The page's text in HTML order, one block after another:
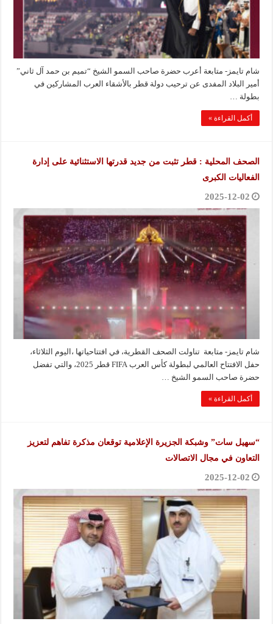
شام تايمز- متابعة أعرب حضرة صاحب السمو الشيخ “تميم بن حمد آل ثاني”
أمير البلاد المفدى عن ترحيب دولة قطر بالأشقاء العرب المشاركين في
بطولة …
أكمل القراءة »
الصحف المحلية : قطر تثبت من جديد قدرتها الاستثنائية على إدارة
الفعاليات الكبرى
2025-12-02
شام تايمز- متابعة تناولت الصحف القطرية، في افتتاحياتها ،اليوم الثلاثاء،
حفل الافتتاح العالمي لبطولة كأس العرب FIFA قطر 2025، والتي تفضل
حضرة صاحب السمو الشيخ …
أكمل القراءة »
“سهيل سات” وشبكة الجزيرة الإعلامية توقعان مذكرة تفاهم لتعزيز
التعاون في مجال الاتصالات
2025-12-02